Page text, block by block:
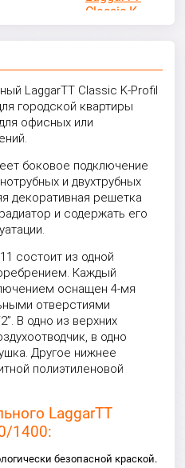
LaggarTT Classic K-Profil
городской квартиры
офисных или
боковое подключение
и двухтрубных
декоративная решетка
и содержать его
состоит из одной
Каждый
оснащен 4-мя
отверстиями
В одно из верхних
в одно
Другое нижнее
полиэтиленовой
LaggarTT
1400:
безопасной краской.